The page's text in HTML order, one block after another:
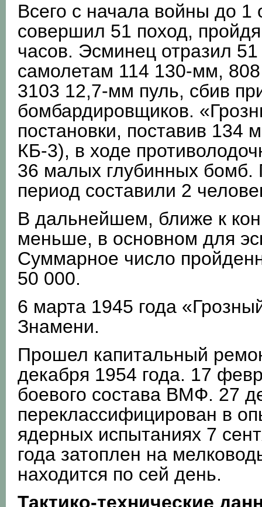
Всего с начала войны до 1
совершил 51 поход,
часов. Эсминец отразил
самолетам 114 130-мм,
3103 12,7-мм пуль, сбив
бомбардировщиков.
постановки, поставив 134
КБ-3), в ходе
36 малых глубинных бомб.
период составили 2
В дальнейшем, ближе к
меньше, в основном для
Суммарное число
50 000.
6 марта 1945 года
Знамени.
Прошел капитальный
декабря 1954 года. 17
боевого состава ВМФ. 27
переклассифицирован в
ядерных испытаниях 7
года затоплен на
находится по сей день.
Тактико-технические